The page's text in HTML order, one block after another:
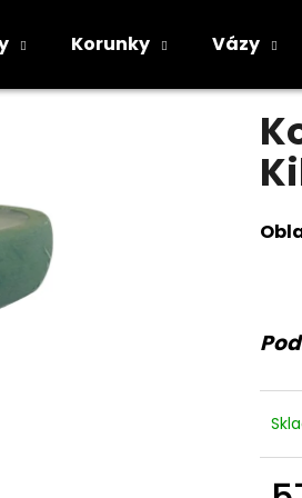
Korunky Vázy
je
0,0
Co potřebujete najít?